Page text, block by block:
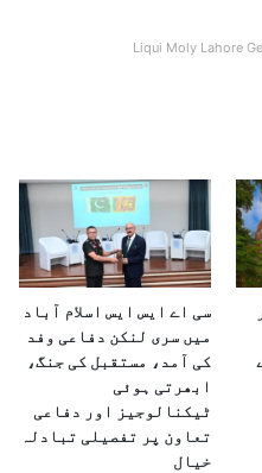
Liqui Moly Lahore
سی اے ایس ایس اسلام آباد
میں سری لنکن دفاعی وفد
کی آمد، مستقبل کی جنگ،
ابھرتی ہوئی
ٹیکنالوجیز اور دفاعی
تعاون پر تفصیلی تبادلہ
خیال